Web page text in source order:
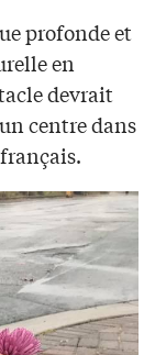
profonde et
en
devrait
centre dans